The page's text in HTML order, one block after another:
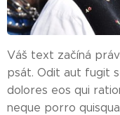
Váš text začíná
psát. Odit aut fugit
dolores eos qui
neque porro